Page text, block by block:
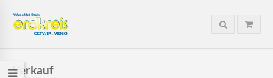
Verkauf